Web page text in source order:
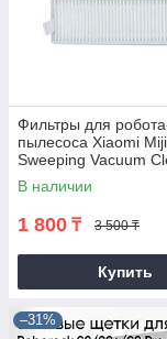
Фильтры для
пылесоса Xiaomi
Sweeping Vacuum
(1 штука)
В наличии
1 800 ₸ 3 500 ₸
Купить
–31%